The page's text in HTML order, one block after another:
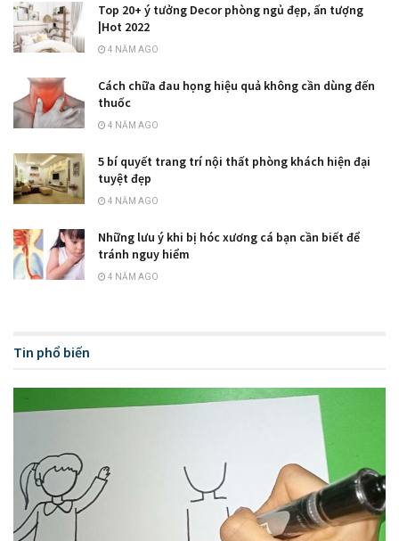
Top 20+ ý tưởng Decor phòng ngủ đẹp, ấn tượng
|Hot 2022
4 NĂM AGO
Cách chữa đau họng hiệu quả không cần dùng đến
thuốc
4 NĂM AGO
5 bí quyết trang trí nội thất phòng khách hiện đại
tuyệt đẹp
4 NĂM AGO
Những lưu ý khi bị hóc xương cá bạn cần biết để
tránh nguy hiểm
4 NĂM AGO
Tin phổ biến